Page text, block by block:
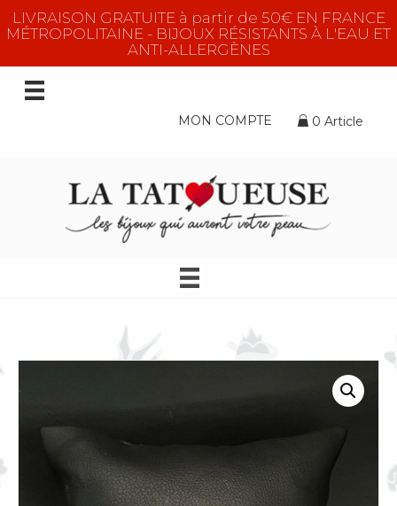
LIVRAISON GRATUITE à partir de 50€ EN FRANCE
MÉTROPOLITAINE - BIJOUX RÉSISTANTS À L'EAU ET
ANTI-ALLERGÈNES
MON COMPTE 0 Article